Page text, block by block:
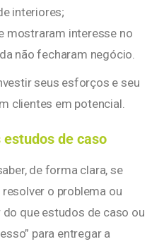
interiores;
mostraram interesse no
não fecharam negócio.
seus esforços e seu
clientes em potencial.
estudos de caso
de forma clara, se
o problema ou
que estudos de caso ou
para entregar a